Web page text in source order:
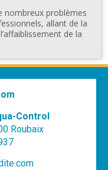
nombreux problèmes
allant de la
de la
Control
Roubaix